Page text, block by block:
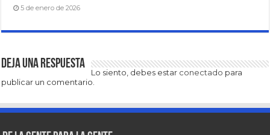
5 de enero de 2026
Deja una respuesta
Lo siento, debes estar conectado para
publicar un comentario.